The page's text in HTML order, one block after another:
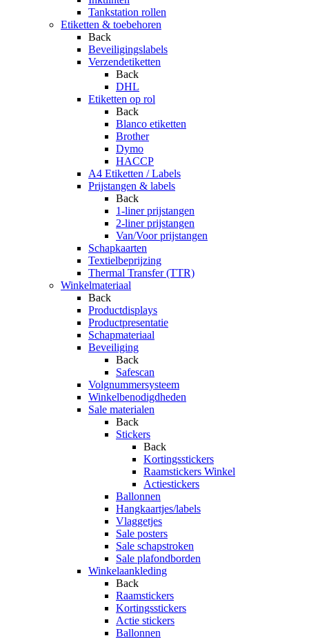
Tankstation rollen
Etiketten & toebehoren
Back
Beveiligingslabels
Verzendetiketten
Back
DHL
Etiketten op rol
Back
Blanco etiketten
Brother
Dymo
HACCP
A4 Etiketten / Labels
Prijstangen & labels
Back
1-liner prijstangen
2-liner prijstangen
Van/Voor prijstangen
Schapkaarten
Textielbeprijzing
Thermal Transfer (TTR)
Winkelmateriaal
Back
Productdisplays
Productpresentatie
Schapmateriaal
Beveiliging
Back
Safescan
Volgnummersysteem
Winkelbenodigdheden
Sale materialen
Back
Stickers
Back
Kortingsstickers
Raamstickers Winkel
Actiestickers
Ballonnen
Hangkaartjes/labels
Vlaggetjes
Sale posters
Sale schapstroken
Sale plafondborden
Winkelaankleding
Back
Raamstickers
Kortingsstickers
Actie stickers
Ballonnen